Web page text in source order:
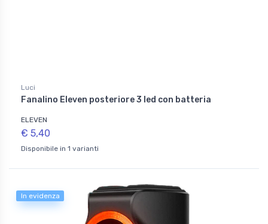
Luci
Fanalino Eleven posteriore 3 led con batteria
ELEVEN
€ 5,40
Disponibile in 1 varianti
In evidenza